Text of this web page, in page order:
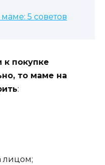
5 советов
к покупке
то маме на
:
лицом;